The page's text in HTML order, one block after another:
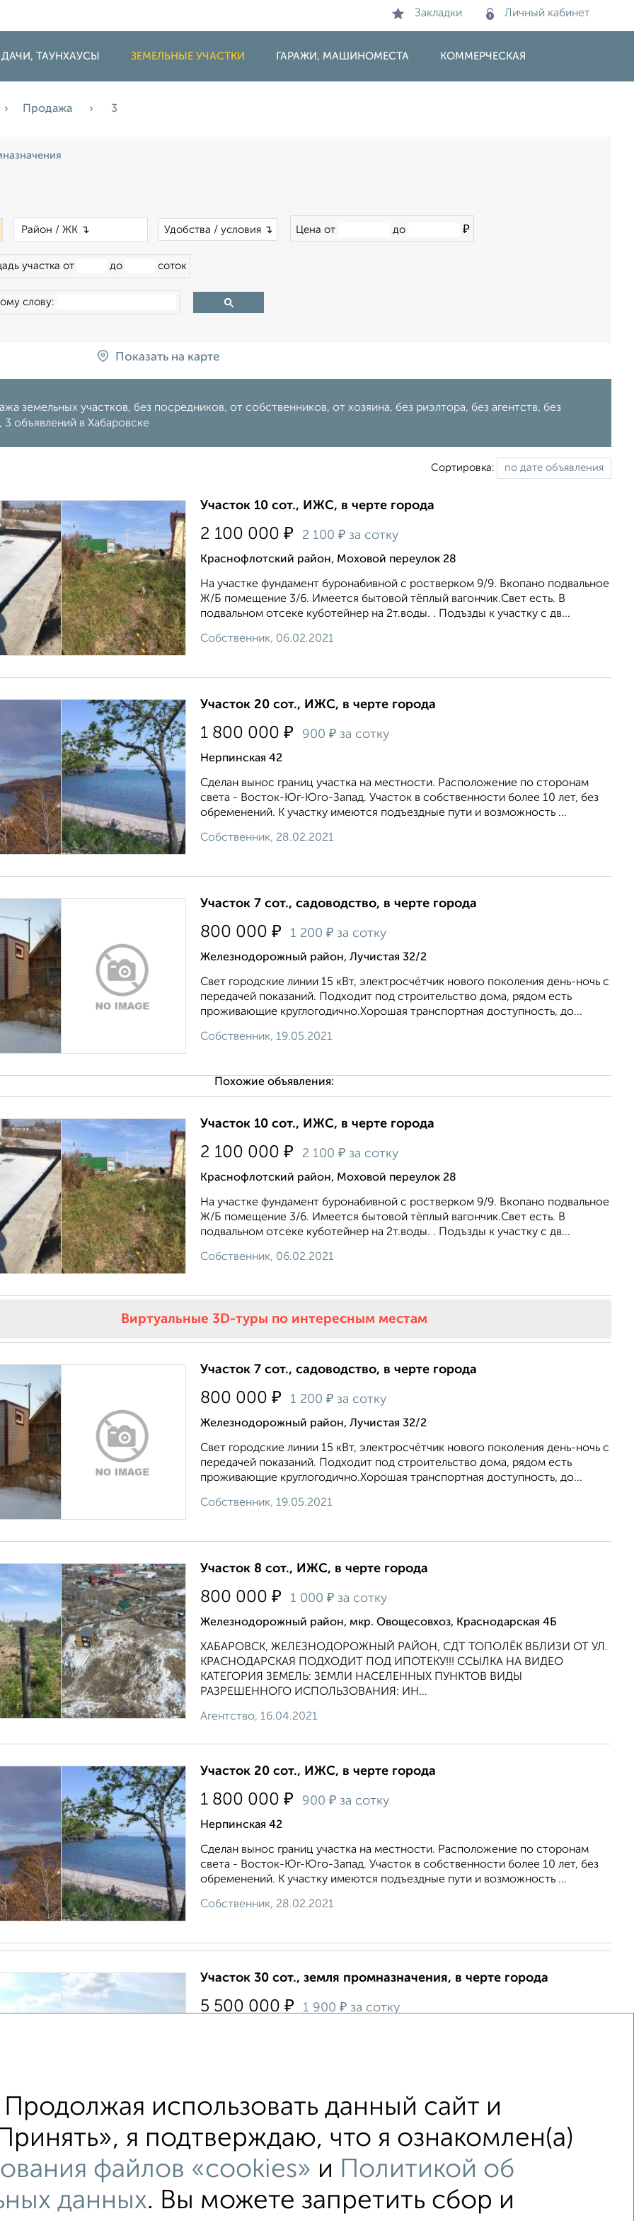
Закладки Личный кабинет
ТАУНХАУСЫ ЗЕМЕЛЬНЫЕ УЧАСТКИ ГАРАЖИ, МАШИНОМЕСТА КОММЕРЧЕСКАЯ
Продажа 3
Удобства / условия ↴ Цена от до ₽
участка от до соток
слову:
Показать на карте
земельных участков, без посредников, от собственников, от хозяина, без риэлтора, без агентств, без
объявлений в Хабаровске
Сортировка:
Участок 10 сот., ИЖС, в черте города
2 100 000 ₽ 2 100 ₽ за сотку
Краснофлотский район, Моховой переулок 28
На участке фундамент буронабивной с ростверком 9/9. Вкопано подвальное
Ж/Б помещение 3/6. Имеется бытовой тёплый вагончик.Свет есть. В
подвальном отсеке куботейнер на 2т.воды. . Подъзды к участку с дв...
Собственник, 06.02.2021
Участок 20 сот., ИЖС, в черте города
1 800 000 ₽ 900 ₽ за сотку
Нерпинская 42
Сделан вынос границ участка на местности. Расположение по сторонам
света - Восток-Юг-Юго-Запад. Участок в собственности более 10 лет, без
обременений. К участку имеются подъездные пути и возможность ...
Собственник, 28.02.2021
Участок 7 сот., садоводство, в черте города
800 000 ₽ 1 200 ₽ за сотку
Железнодорожный район, Лучистая 32/2
Свет городские линии 15 кВт, электросчётчик нового поколения день-ночь с
передачей показаний. Подходит под строительство дома, рядом есть
проживающие круглогодично.Хорошая транспортная доступность, до...
Собственник, 19.05.2021
Похожие объявления:
Участок 10 сот., ИЖС, в черте города
2 100 000 ₽ 2 100 ₽ за сотку
Краснофлотский район, Моховой переулок 28
На участке фундамент буронабивной с ростверком 9/9. Вкопано подвальное
Ж/Б помещение 3/6. Имеется бытовой тёплый вагончик.Свет есть. В
подвальном отсеке куботейнер на 2т.воды. . Подъзды к участку с дв...
Собственник, 06.02.2021
Виртуальные 3D-туры по интересным местам
Участок 7 сот., садоводство, в черте города
800 000 ₽ 1 200 ₽ за сотку
Железнодорожный район, Лучистая 32/2
Свет городские линии 15 кВт, электросчётчик нового поколения день-ночь с
передачей показаний. Подходит под строительство дома, рядом есть
проживающие круглогодично.Хорошая транспортная доступность, до...
Собственник, 19.05.2021
Участок 8 сот., ИЖС, в черте города
800 000 ₽ 1 000 ₽ за сотку
Железнодорожный район, мкр. Овощесовхоз, Краснодарская 4Б
ХАБАРОВСК, ЖЕЛЕЗНОДОРОЖНЫЙ РАЙОН, СДТ ТОПОЛЁК ВБЛИЗИ ОТ УЛ.
КРАСНОДАРСКАЯ ПОДХОДИТ ПОД ИПОТЕКУ!!! ССЫЛКА НА ВИДЕО
КАТЕГОРИЯ ЗЕМЕЛЬ: ЗЕМЛИ НАСЕЛЕННЫХ ПУНКТОВ ВИДЫ
РАЗРЕШЕННОГО ИСПОЛЬЗОВАНИЯ: ИН...
Агентство, 16.04.2021
Участок 20 сот., ИЖС, в черте города
1 800 000 ₽ 900 ₽ за сотку
Нерпинская 42
Сделан вынос границ участка на местности. Расположение по сторонам
света - Восток-Юг-Юго-Запад. Участок в собственности более 10 лет, без
обременений. К участку имеются подъездные пути и возможность ...
Собственник, 28.02.2021
Участок 30 сот., земля промназначения, в черте города
5 500 000 ₽ 1 900 ₽ за сотку
Агентство, 02.02.2021
использовать данный сайт и
я подтверждаю, что я ознакомлен(а)
файлов «cookies» и Политикой об
данных. Вы можете запретить сбор и